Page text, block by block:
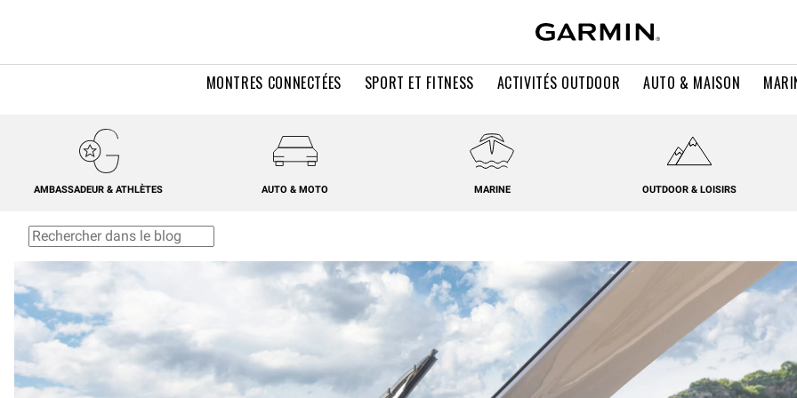
MONTRES CONNECTÉES SPORT ET FITNESS ACTIVITÉS OUTDOOR AUTO & MAISON
AMBASSADEUR & ATHLÈTES AUTO & MOTO MARINE OUTDOOR & LOISIRS